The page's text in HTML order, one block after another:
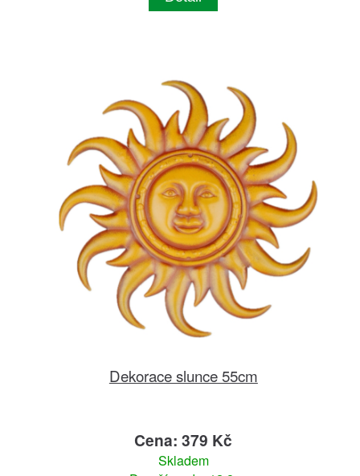
Dekorace slunce 55cm
Cena: 379 Kč
Skladem